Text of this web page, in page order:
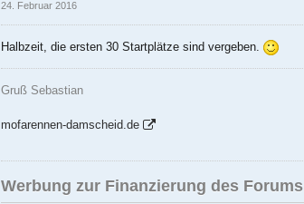
24. Februar 2016
Halbzeit, die ersten 30 Startplätze sind vergeben.
Gruß Sebastian
mofarennen-damscheid.de
Werbung zur Finanzierung des Forums